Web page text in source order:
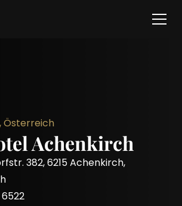
Österreich
Achenkirch
382, 6215 Achenkirch,